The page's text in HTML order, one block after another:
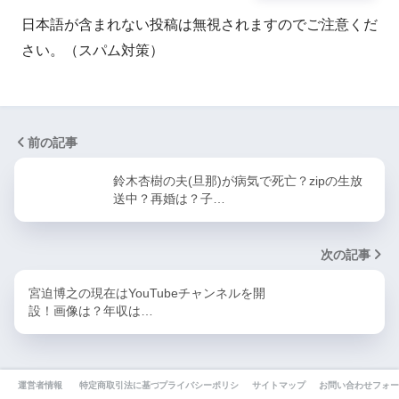
日本語が含まれない投稿は無視されますのでご注意くだ
さい。（スパム対策）
前の記事
鈴木杏樹の夫(旦那)が病気で死亡？zipの生放
送中？再婚は？子…
次の記事
宮迫博之の現在はYouTubeチャンネルを開
設！画像は？年収は…
運営者情報 特定商取引法に基づく表記プライバシーポリシー サイトマップ お問い合わせフォ